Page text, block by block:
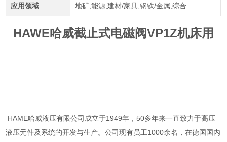
应用领域 地矿,能源,建材/家具,钢铁/金属,综合
HAWE哈威截止式电磁阀VP1Z机床用
HAME哈威液压有限公司成立于1949年，50多年来一直致力于高压
液压元件及系统的开发与生产。公司现有员工1000余名，在德国国内